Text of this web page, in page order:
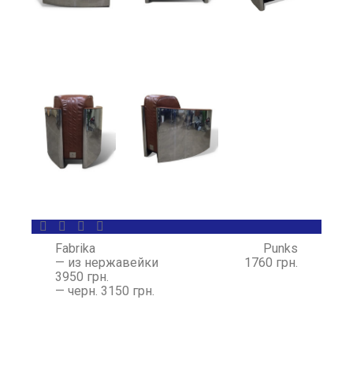
Fabrika
— из нержавейки
3950 грн.
— черн. 3150 грн.
Punks
1760 грн.